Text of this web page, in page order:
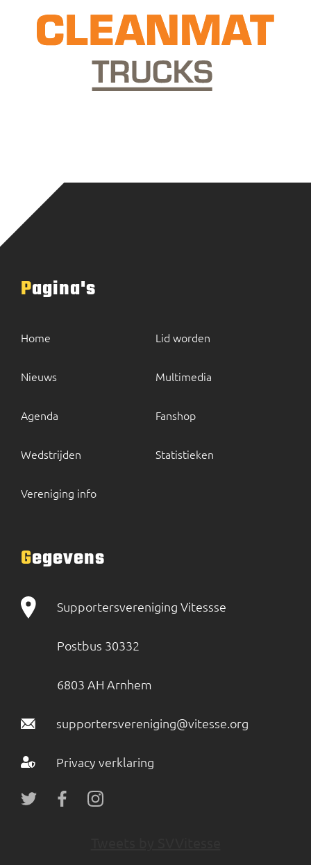
Pagina's
Home
Nieuws
Agenda
Wedstrijden
Vereniging info
Lid worden
Multimedia
Fanshop
Statistieken
Gegevens
Supportersvereniging Vitessse
Postbus 30332
6803 AH Arnhem
supportersvereniging@vitesse.org
Privacy verklaring